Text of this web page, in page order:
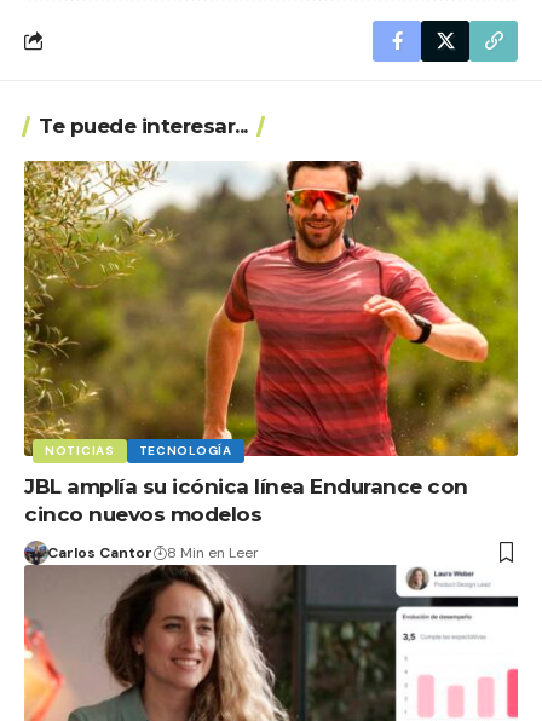
Te puede interesar...
NOTICIAS TECNOLOGÍA
JBL amplía su icónica línea Endurance con
cinco nuevos modelos
Carlos Cantor 8 Min en Leer